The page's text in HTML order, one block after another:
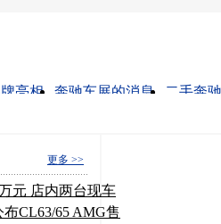
亮相 奔驰车展的消息
二手奔驰
更多 >>
元 店内两台现车
CL63/65 AMG售